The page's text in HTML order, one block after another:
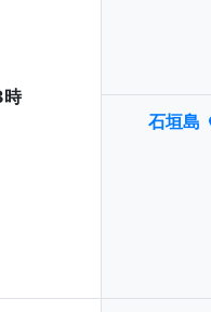
石垣島